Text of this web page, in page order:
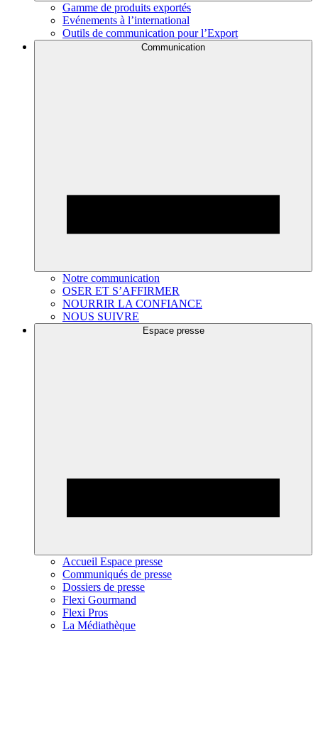
Gamme de produits exportés
Evénements à l’international
Outils de communication pour l’Export
Communication
Notre communication
OSER ET S’AFFIRMER
NOURRIR LA CONFIANCE
NOUS SUIVRE
Espace presse
Accueil Espace presse
Communiqués de presse
Dossiers de presse
Flexi Gourmand
Flexi Pros
La Médiathèque